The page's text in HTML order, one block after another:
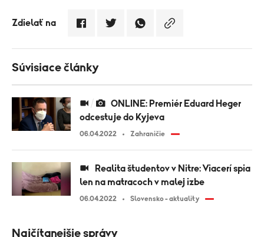
Zdielať na
Súvisiace články
odcestuje do Kyjeva
06.04.2022 Zahraničie
len na matracoch v malej izbe
06.04.2022 Slovensko - aktuality
Najčítanejšie správy